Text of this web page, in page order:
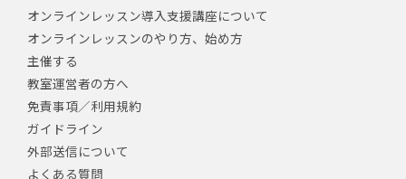
オンラインレッスン導入支援講座について
オンラインレッスンのやり方、始め方
主催する
教室運営者の方へ
免責事項／利用規約
ガイドライン
外部送信について
よくある質問